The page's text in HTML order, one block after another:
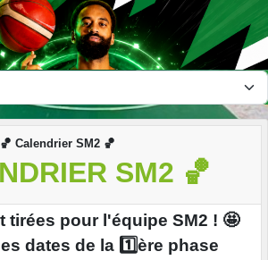
🏀 Calendrier SM2 🏀
SM2 🏀
tirées pour l'équipe SM2 ! 🤩
dates de la 1️⃣ère phase
cookies